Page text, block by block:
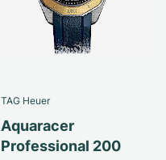
TAG Heuer
Aquaracer
Professional 200